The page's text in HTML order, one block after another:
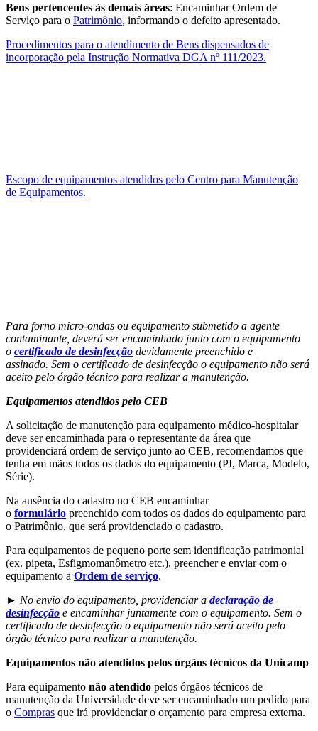
Bens pertencentes às demais áreas: Encaminhar Ordem de
Serviço para o Patrimônio, informando o defeito apresentado.
Procedimentos para o atendimento de Bens dispensados de
incorporação pela Instrução Normativa DGA nº 111/2023.
Escopo de equipamentos atendidos pelo Centro para Manutenção
de Equipamentos.
Para forno micro-ondas ou equipamento submetido a agente
contaminante, deverá ser encaminhado junto com o equipamento
o certificado de desinfecção devidamente preenchido e
assinado. Sem o certificado de desinfecção o equipamento não será
aceito pelo órgão técnico para realizar a manutenção.
Equipamentos atendidos pelo CEB
A solicitação de manutenção para equipamento médico-hospitalar
deve ser encaminhada para o representante da área que
providenciará ordem de serviço junto ao CEB, recomendamos que
tenha em mãos todos os dados do equipamento (PI, Marca, Modelo,
Série).
Na ausência do cadastro no CEB encaminhar
o formulário preenchido com todos os dados do equipamento para
o Patrimônio, que será providenciado o cadastro.
Para equipamentos de pequeno porte sem identificação patrimonial
(ex. pipeta, Esfigmomanômetro etc.), preencher e enviar com o
equipamento a Ordem de serviço.
► No envio do equipamento, providenciar a declaração de
desinfecção e encaminhar juntamente com o equipamento. Sem o
certificado de desinfecção o equipamento não será aceito pelo
órgão técnico para realizar a manutenção.
Equipamentos não atendidos pelos órgãos técnicos da Unicamp
Para equipamento não atendido pelos órgãos técnicos de
manutenção da Universidade deve ser encaminhado um pedido para
o Compras que irá providenciar o orçamento para empresa externa.